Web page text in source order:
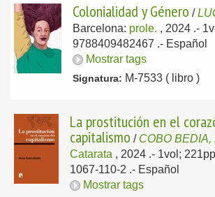
Colonialidad y Género /
Barcelona: prole. , 2024 .-
9788409482467 .- Español
Mostrar tags
Signatura: M-7533 ( libro )
La prostitución en el
capitalismo / COBO BEDIA,
Catarata , 2024 .- 1vol;
1067-110-2 .- Español
Mostrar tags